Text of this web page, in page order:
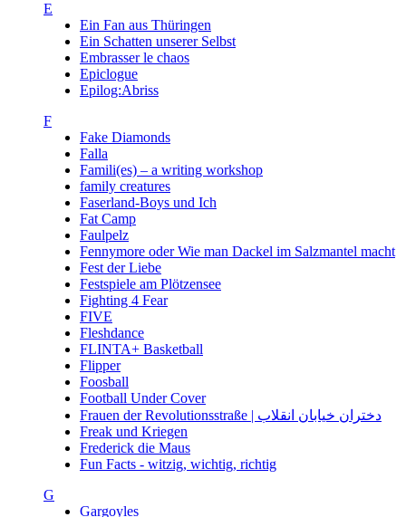
E
Ein Fan aus Thüringen
Ein Schatten unserer Selbst
Embrasser le chaos
Epiclogue
Epilog:Abriss
F
Fake Diamonds
Falla
Famili(es) – a writing workshop
family creatures
Faserland-Boys und Ich
Fat Camp
Faulpelz
Fennymore oder Wie man Dackel im Salzmantel macht
Fest der Liebe
Festspiele am Plötzensee
Fighting 4 Fear
FIVE
Fleshdance
FLINTA+ Basketball
Flipper
Foosball
Football Under Cover
Frauen der Revolutionsstraße | دختران خیابان انقلاب
Freak und Kriegen
Frederick die Maus
Fun Facts - witzig, wichtig, richtig
G
Gargoyles